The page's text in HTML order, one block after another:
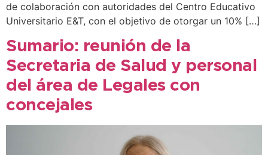
de colaboración con autoridades del Centro Educativo
Universitario E&T, con el objetivo de otorgar un 10% […]
Sumario: reunión de la
Secretaria de Salud y personal
del área de Legales con
concejales